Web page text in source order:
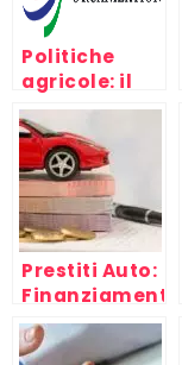
Politiche
agricole: il
divario fra
Nord e Sud
del mondo al
WTO di
Cancùn
Prestiti Auto:
Finanziamenti
Online Auto
Nuove e